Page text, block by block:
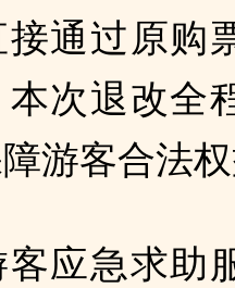
通过原购
本次退改全
游客合法权
客应急求助